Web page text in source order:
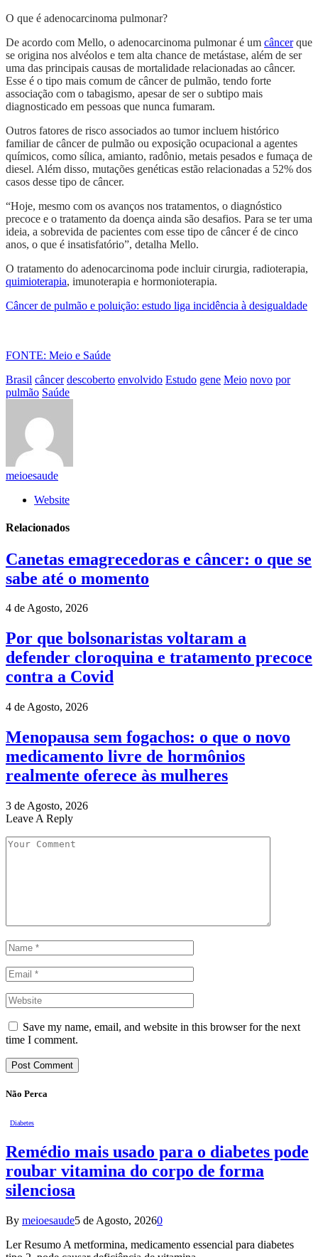
O que é adenocarcinoma pulmonar?
De acordo com Mello, o adenocarcinoma pulmonar é um câncerque
se origina nos alvéolos e tem alta chance de metástase, além de ser
uma das principais causas de mortalidade relacionadas ao câncer.
Esse é o tipo mais comum de câncer de pulmão, tendo forte
associação com o tabagismo, apesar de ser o subtipo mais
diagnosticado em pessoas que nunca fumaram.
Outros fatores de risco associados ao tumor incluem histórico
familiar de câncer de pulmão ou exposição ocupacional a agentes
químicos, como sílica, amianto, radônio, metais pesados ​​e fumaça de
diesel. Além disso, mutações genéticas estão relacionadas a 52% dos
casos desse tipo de câncer.
“Hoje, mesmo com os avanços nos tratamentos, o diagnóstico
precoce e o tratamento da doença ainda são desafios. Para se ter uma
ideia, a sobrevida de pacientes com esse tipo de câncer é de cinco
anos, o que é insatisfatório”, detalha Mello.
O tratamento do adenocarcinoma pode incluir cirurgia, radioterapia,
quimioterapia, imunoterapia e hormonioterapia.
Câncer de pulmão e poluição: estudo liga incidência à desigualdade
FONTE: Meio e Saúde
Brasil câncer descoberto envolvido Estudo gene Meio novo por
pulmão Saúde
meioesaude
Website
Relacionados
Canetas emagrecedoras e câncer: o que se
sabe até o momento
4 de Agosto, 2026
Por que bolsonaristas voltaram a
defender cloroquina e tratamento precoce
contra a Covid
4 de Agosto, 2026
Menopausa sem fogachos: o que o novo
medicamento livre de hormônios
realmente oferece às mulheres
3 de Agosto, 2026
Leave A Reply
Save my name, email, and website in this browser for the next
time I comment.
Não Perca
Diabetes
Remédio mais usado para o diabetes pode
roubar vitamina do corpo de forma
silenciosa
By meioesaude5 de Agosto, 20260
Ler Resumo A metformina, medicamento essencial para diabetes